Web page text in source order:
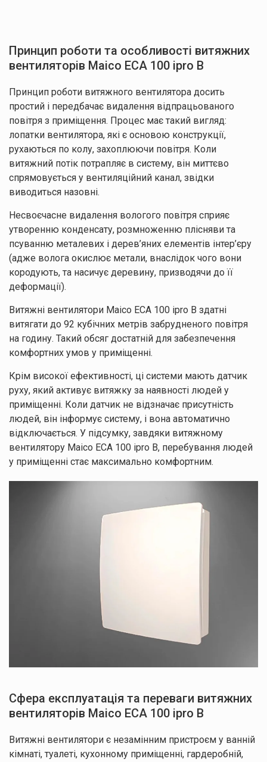
Принцип роботи та особливості витяжних
вентиляторів Maico ECA 100 ipro B
Принцип роботи витяжного вентилятора досить
простий і передбачає видалення відпрацьованого
повітря з приміщення. Процес має такий вигляд:
лопатки вентилятора, які є основою конструкції,
рухаються по колу, захоплюючи повітря. Коли
витяжний потік потрапляє в систему, він миттєво
спрямовується у вентиляційний канал, звідки
виводиться назовні.
Несвоєчасне видалення вологого повітря сприяє
утворенню конденсату, розмноженню плісняви та
псуванню металевих і дерев’яних елементів інтер’єру
(адже волога окислює метали, внаслідок чого вони
кородують, та насичує деревину, призводячи до її
деформації).
Витяжні вентилятори Maico ECA 100 ipro B здатні
витягати до 92 кубічних метрів забрудненого повітря
на годину. Такий обсяг достатній для забезпечення
комфортних умов у приміщенні.
Крім високої ефективності, ці системи мають датчик
руху, який активує витяжку за наявності людей у
приміщенні. Коли датчик не відзначає присутність
людей, він інформує систему, і вона автоматично
відключається. У підсумку, завдяки витяжному
вентилятору Maico ECA 100 ipro B, перебування людей
у приміщенні стає максимально комфортним.
Сфера експлуатація та переваги витяжних
вентиляторів Maico ECA 100 ipro B
Витяжні вентилятори є незамінним пристроєм у ванній
кімнаті, туалеті, кухонному приміщенні, гардеробній,